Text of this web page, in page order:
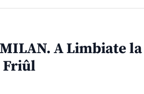
A Limbiate
Friûl